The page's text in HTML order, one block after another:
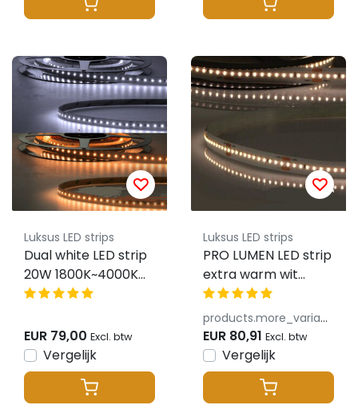
Luksus LED strips
Dual white LED strip
20W 1800K~4000K
2200LM p/m 48VDC
EUR 79,00 Excl. btw
Vergelijk
Luksus LED strips
PRO LUMEN LED strip
extra warm wit
2700k 12,5W 1300LM
192LED p/m 48VDC
IP20 CRI93 - 5 meter
products.more_variants_available
EUR 80,91 Excl. btw
Vergelijk